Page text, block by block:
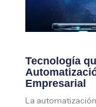
Tecnología
Empresarial
La